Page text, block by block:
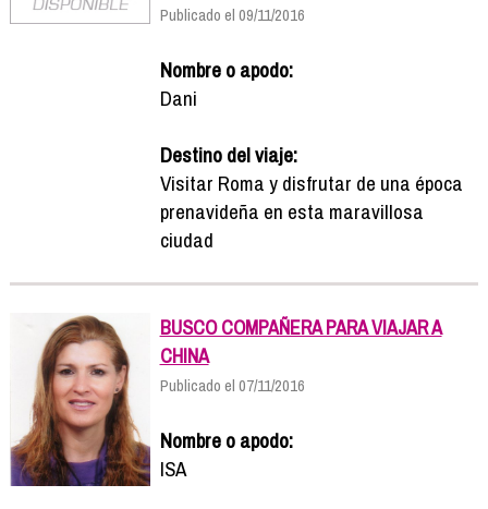
Publicado el 09/11/2016
Nombre o apodo:
Dani
Destino del viaje:
Visitar Roma y disfrutar de una época
prenavideña en esta maravillosa
ciudad
BUSCO COMPAÑERA PARA VIAJAR A
CHINA
Publicado el 07/11/2016
Nombre o apodo:
ISA